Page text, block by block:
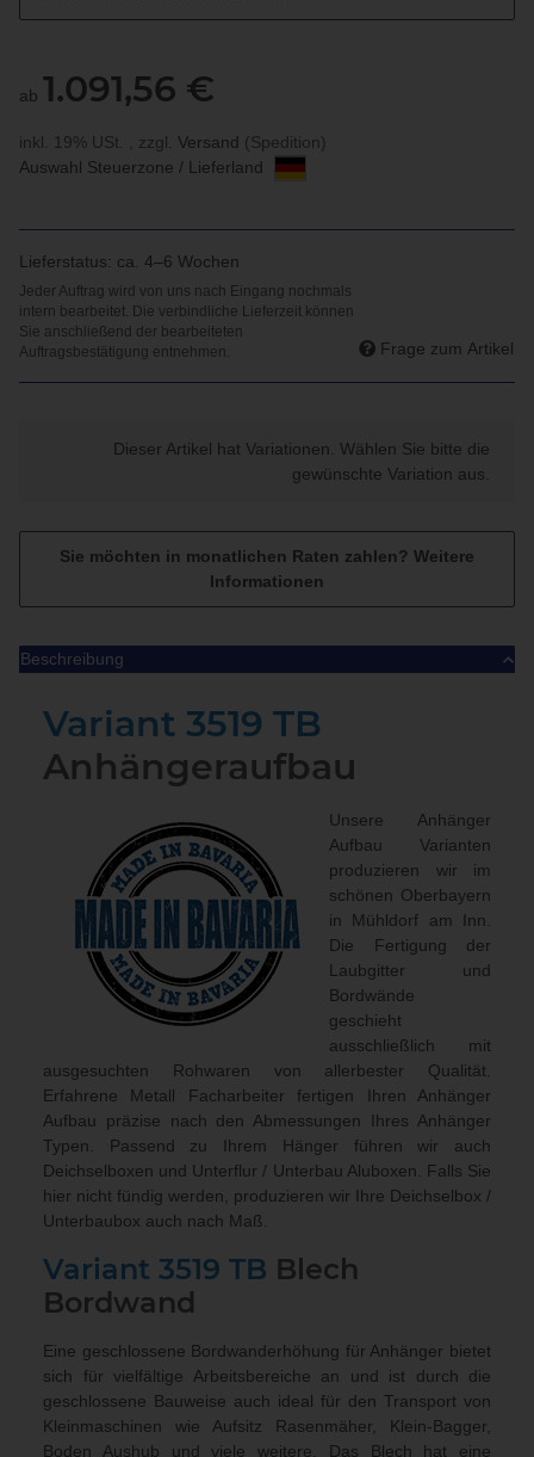
ab 1.091,56 €
inkl. 19% USt. , zzgl. Versand (Spedition)
Auswahl Steuerzone / Lieferland
Lieferstatus: ca. 4–6 Wochen
Frage zum Artikel
Dieser Artikel hat Variationen. Wählen Sie bitte die
gewünschte Variation aus.
Sie möchten in monatlichen Raten zahlen? Weitere
Informationen
Beschreibung
Variant 3519 TB
Anhängeraufbau
Unsere Anhänger
Aufbau Varianten
produzieren wir im
schönen Oberbayern
in Mühldorf am Inn.
Die Fertigung der
Laubgitter und
Bordwände
geschieht
ausschließlich mit
ausgesuchten Rohwaren von allerbester Qualität.
Erfahrene Metall Facharbeiter fertigen Ihren Anhänger
Aufbau präzise nach den Abmessungen Ihres Anhänger
Typen. Passend zu Ihrem Hänger führen wir auch
Deichselboxen und Unterflur / Unterbau Aluboxen . Falls Sie
hier nicht fündig werden, produzieren wir Ihre Deichselbox /
Unterbaubox auch nach Maß
Variant 3519 TB Blech
Bordwand
Eine geschlossene Bordwanderhöhung für Anhänger bietet
sich für vielfältige Arbeitsbereiche an und ist durch die
geschlossene Bauweise auch ideal für den Transport von
Kleinmaschinen wie Aufsitz Rasenmäher, Klein-Bagger,
Boden Aushub und viele weitere. Das Blech hat eine